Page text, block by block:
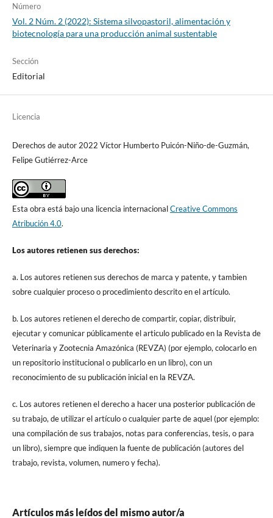
Número
Vol. 2 Núm. 2 (2022): Sistema silvopastoril, alimentación y
biotecnología para una producción animal sustentable
Sección
Editorial
Licencia
Derechos de autor 2022 Víctor Humberto Puicón-Niño-de-Guzmán,
Felipe Gutiérrez-Arce
Esta obra está bajo una licencia internacionalCreative Commons
Atribución 4.0.
Los autores retienen sus derechos:
a. Los autores retienen sus derechos de marca y patente, y tambien
sobre cualquier proceso o procedimiento descrito en el artículo.
b. Los autores retienen el derecho de compartir, copiar, distribuir,
ejecutar y comunicar públicamente el articulo publicado en la Revista de
Veterinaria y Zootecnia Amazónica (REVZA) (por ejemplo, colocarlo en
un repositorio institucional o publicarlo en un libro), con un
reconocimiento de su publicación inicial en la REVZA.
c. Los autores retienen el derecho a hacer una posterior publicación de
su trabajo, de utilizar el artículo o cualquier parte de aquel (por ejemplo:
una compilación de sus trabajos, notas para conferencias, tesis, o para
un libro), siempre que indiquen la fuente de publicación (autores del
trabajo, revista, volumen, numero y fecha).
Artículos más leídos del mismo autor/a